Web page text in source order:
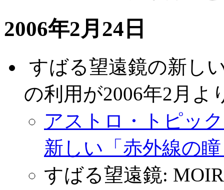
2006年2月24日
すばる望遠鏡の新し
の利用が2006年2月
アストロ・トピッ
新しい「赤外線の
すばる望遠鏡: